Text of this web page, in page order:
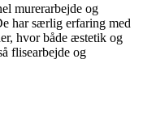
murerarbejde og
har særlig erfaring med
hvor både æstetik og
flisearbejde og